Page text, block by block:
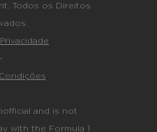
Todos os Direitos
-
and is not
with the Formula 1